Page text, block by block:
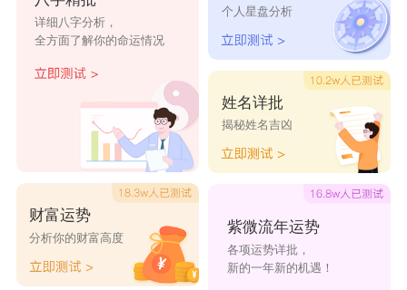
浪野小仙女
胭脂泪几时垂
山有木兮木有枝
乖不如野浪
北城寂寥南城殇
详细八字分析，
全方面了解你的命运情况
财富运势
分析你的财富高度
个人星盘分析
姓名详批
揭秘姓名吉凶
紫微流年运势
各项运势详批，
新的一年新的机遇！